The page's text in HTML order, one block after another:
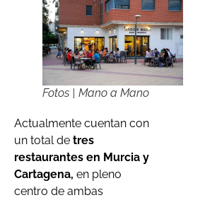
Fotos | Mano a Mano
Actualmente cuentan con
un total de tres
restaurantes en Murcia y
Cartagena, en pleno
centro de ambas